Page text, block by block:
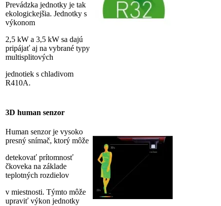
Prevádzka jednotky je tak
ekologickejšia. Jednotky s
výkonom
2,5 kW a 3,5 kW sa dajú
pripájať aj na vybrané typy
multisplitových
jednotiek s chladivom
R410A.
3D human senzor
Human senzor je vysoko
presný snímač, ktorý môže
detekovať prítomnosť
čkoveka na základe
teplotných rozdielov
v miestnosti. Týmto môže
upraviť výkon jednotky